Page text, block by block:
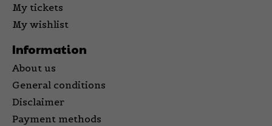
My tickets
My wishlist
Information
About us
General conditions
Disclaimer
Payment methods